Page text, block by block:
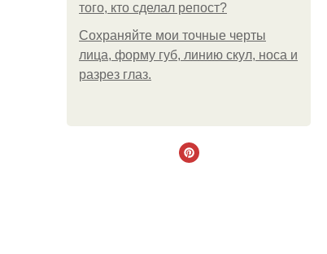
того, кто сделал репост?
Сохраняйте мои точные черты
лица, форму губ, линию скул, носа и
разрез глаз.